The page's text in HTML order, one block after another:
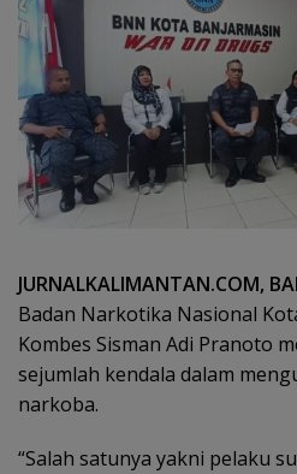
JURNALKALIMANTAN.COM,
Badan Narkotika Nasional
Kombes Sisman Adi Pranoto
sejumlah kendala dalam
narkoba.
“Salah satunya yakni pelaku